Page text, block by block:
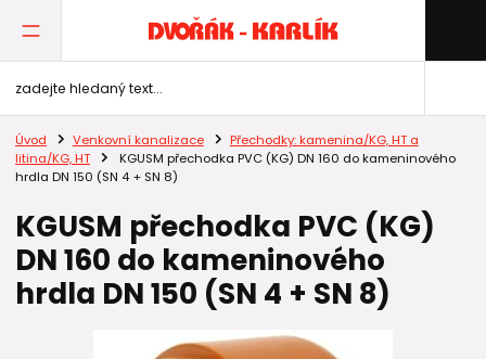
Úvod Venkovní kanalizace
Přechodky: kamenina/KG, HT a
litina/KG, HT
KGUSM přechodka PVC (KG) DN 160 do kameninového
hrdla DN 150 (SN 4 + SN 8)
KGUSM přechodka PVC (KG)
DN 160 do kameninového
hrdla DN 150 (SN 4 + SN 8)